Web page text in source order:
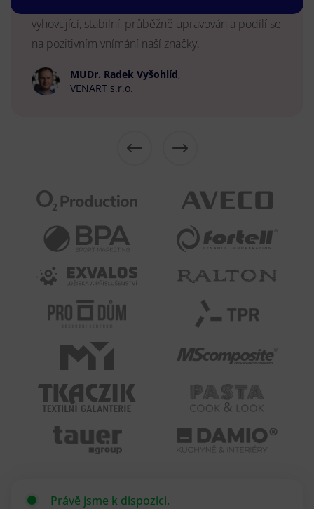
vyřešilo k mé spokojenosti. Web je dlouhodobě
vyhovující, stabilní, průběžně upravován a podílí se
na pozitivním vnímání naší značky.
MUDr. Radek Vyšohlíd,
VENART s.r.o.
Právě jsme k dispozici.